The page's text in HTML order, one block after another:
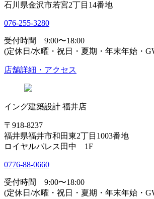
石川県金沢市若宮2丁目14番地
076-255-3280
受付時間 9:00〜18:00
(定休日/水曜・祝日・夏期・年末年始・
店舗詳細・アクセス
イング建築設計 福井店
〒918-8237
福井県福井市和田東2丁目1003番地
ロイヤルパレス田中 1F
0776-88-0660
受付時間 9:00〜18:00
(定休日/水曜・祝日・夏期・年末年始・